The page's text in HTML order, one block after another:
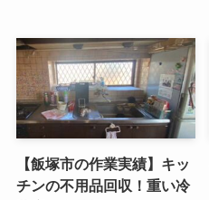
【飯塚市の作業実績】キッ
チンの不用品回収！重い冷